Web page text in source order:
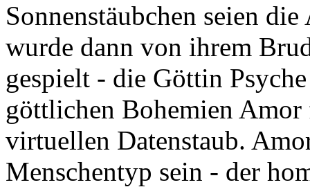
Sonnenstäubchen seien
wurde dann von ihrem
gespielt - die Göttin
göttlichen Bohemien
virtuellen Datenstaub.
Menschentyp sein - der